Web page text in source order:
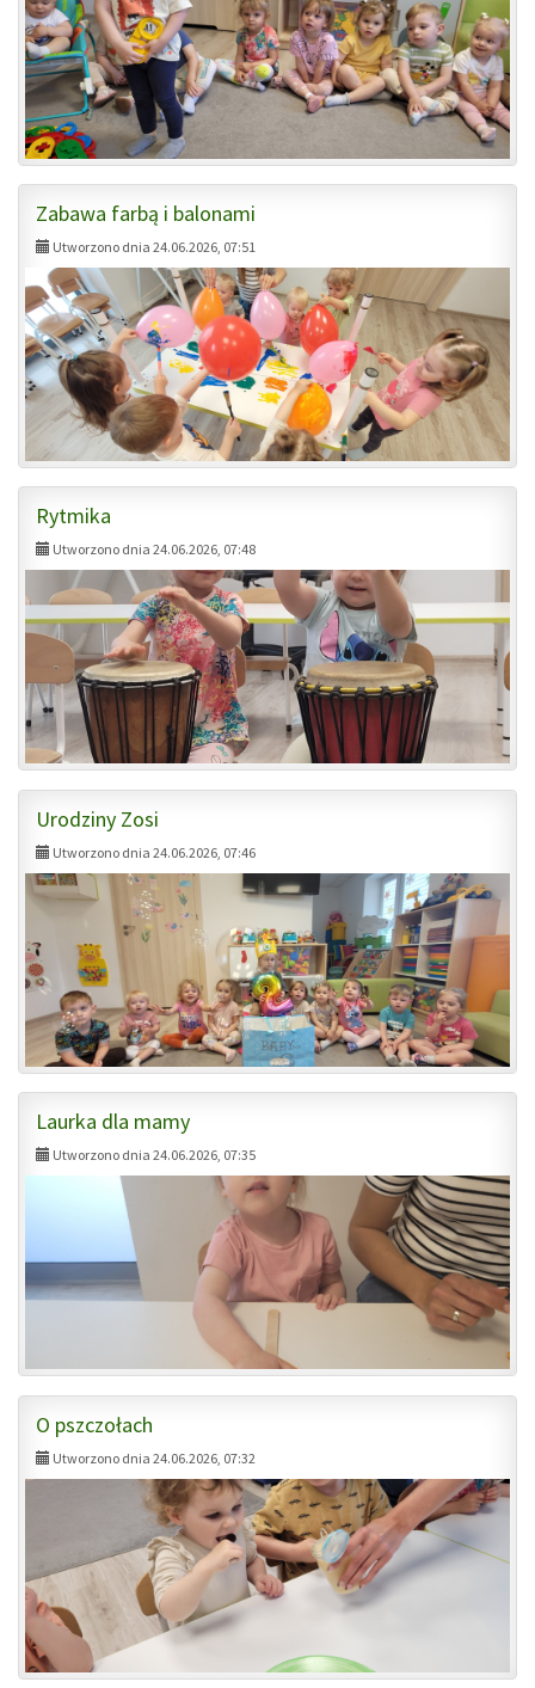
Zabawa farbą i balonami
Utworzono dnia 24.06.2026, 07:51
Rytmika
Utworzono dnia 24.06.2026, 07:48
Urodziny Zosi
Utworzono dnia 24.06.2026, 07:46
Laurka dla mamy
Utworzono dnia 24.06.2026, 07:35
O pszczołach
Utworzono dnia 24.06.2026, 07:32